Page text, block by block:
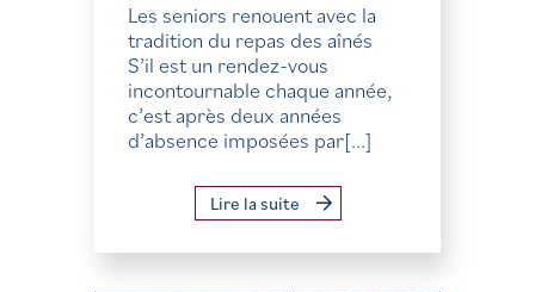
Les seniors renouent avec la
tradition du repas des aînés
S’il est un rendez-vous
incontournable chaque année,
c’est après deux années
d’absence imposées par[...]
Lire la suite